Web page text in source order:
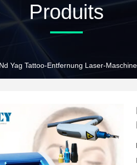
Produits
Yag Tattoo-Entfernung Laser-